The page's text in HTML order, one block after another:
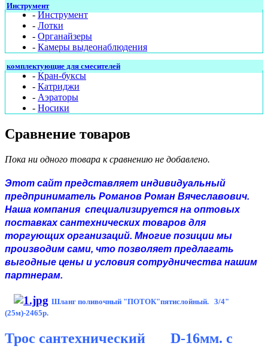
Инструмент
-Инструмент
- Лотки
- Органайзеры
- Камеры выдеонаблюдения
комплектующие для смесителей
-Кран-буксы
- Катриджи
- Аэраторы
- Носики
Сравнение товаров
Пока ни одного товара к сравнению не добавлено.
Этот сайт представляет индивидуальный
предприниматель Романов Роман Вячеславович.
Наша компания специализируется на оптовых
поставках сантехнических товаров для
торгующих организаций. Многие позиции мы
производим сами, что позволяет предлагать
выгодные цены и условия сотрудничества нашим
партнерам.
Шланг поливочный "ПОТОК"пятислойный. 3/4"
(25м)-2465р.
Трос сантехнический D-16мм. с